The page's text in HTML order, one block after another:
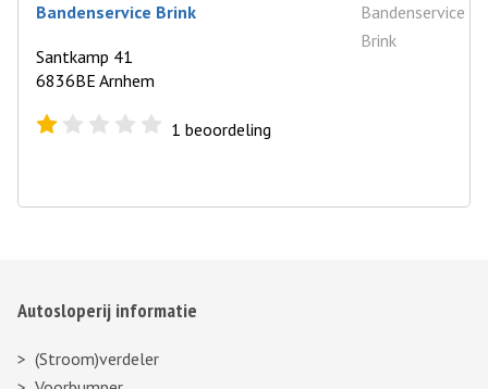
Bandenservice Brink
Santkamp 41
6836BE Arnhem
1 beoordeling
Autosloperij informatie
(Stroom)verdeler